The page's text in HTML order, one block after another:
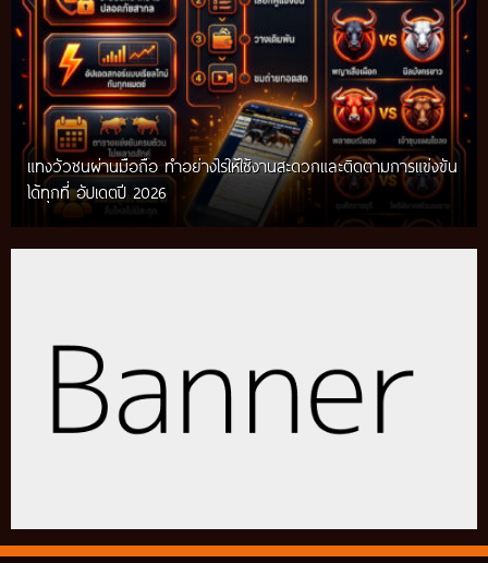
แทงวัวชนผ่านมือถือ ทำอย่างไรให้ใช้งานสะดวกและติดตามการแข่งขัน
ได้ทุกที่ อัปเดตปี 2026